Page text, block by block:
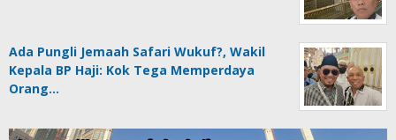
Ada Pungli Jemaah Safari Wukuf?, Wakil
Kepala BP Haji: Kok Tega Memperdaya
Orang…